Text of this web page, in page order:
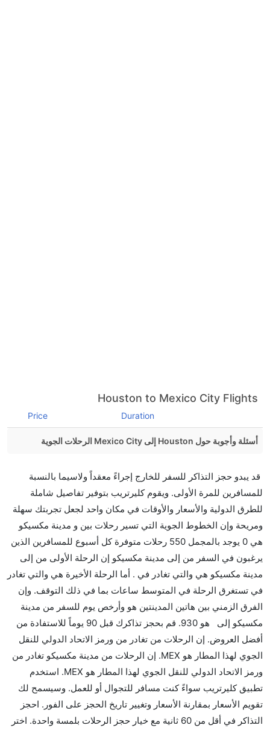
Houston to Mexico City Flights
Duration
Price
أسئلة وأجوبة حول Houston إلى Mexico City الرحلات الجوية
رحلة مباشرة من إلىمدينة مكسيكو مما تستغرقه الخطوط
الجوية الأخرى؟
نعم. توفر كل من American Airlines أسرع رحلات
الطيران على هذا الطريق،
هل توفر شركات الطيران مساحة إضافية للنوم؟
كثير من خطوط طيران درجة رجال الأعمال توفر مساحة
إضافية للنوم.
هل يمكنني حمل طعامي الخاص؟
نعم، يمكنك حمل طعامك الخاص، و لكن يجب أن يكون معبئا
بشكل جيد.
هل سيقدم لي الكحول على متن رحلة من إلى مدينة
مكسيكو؟
لا تقدم شركة الطيران الكحول على متن رحلة داخلية. يتم
تقديم الكحول على متن الرحلات الدولية فقط.
قد يبدو حجز التذاكر للسفر للخارج إجراءً معقداً ولاسيما بالنسبة
للمسافرين للمرة الأولى. ويقوم كليرتريب بتوفير تفاصيل شاملة
للطرق الدولية والأسعار والأوقات في مكان واحد لجعل تجربتك سهلة
ومريحة وإن الخطوط الجوية التي تسير رحلات بين و مدينة مكسيكو
هي 0 يوجد بالمجمل 550 رحلات متوفرة كل أسبوع للمسافرين الذين
يرغبون في السفر من إلى مدينة مكسيكو إن الرحلة الأولى من إلى
مدينة مكسيكو هي والتي تغادر في . أما الرحلة الأخيرة هي والتي تغادر
في تستغرق الرحلة في المتوسط ساعات بما في ذلك التوقف. وإن
الفرق الزمني بين هاتين المدينتين هو وأرخص يوم للسفر من مدينة
مكسيكو إلى هو 930. قم بحجز تذاكرك قبل 90 يوماً للاستفادة من
أفضل العروض. إن الرحلات من تغادر من ورمز الاتحاد الدولي للنقل
الجوي لهذا المطار هو MEX. إن الرحلات من مدينة مكسيكو تغادر من
ورمز الاتحاد الدولي للنقل الجوي لهذا المطار هو MEX. استخدم
تطبيق كليرتريب سواءً كنت مسافر للتجوال أو للعمل. وسيسمح لك
تقويم الأسعار بمقارنة الأسعار وتغيير تاريخ الحجز على الفور. احجز
التذاكر في أقل من 60 ثانية مع خيار حجز الرحلات بلمسة واحدة. اختر